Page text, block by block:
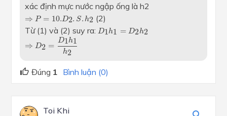
xác định mực nước ngập ống là h2
⇒ P = 10. D2. S. h2
⇒ P= 10.D2.S. 2
(2)
Từ (1) và (2) suy ra: D1h1 = D2h2
D1 h1 2h 2
⇒ D2 =
D1h1
h2
⇒ D 2= D 1h1h2
Đúng 1 Bình luận (0)
Toi Khi